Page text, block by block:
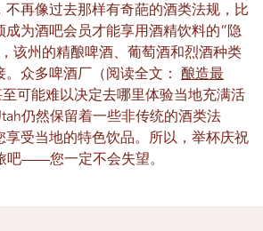
不再像过去那样有奇葩的酒类法规，比
成为酒吧会员才能享用酒精饮料的“隐
该州的精酿啤酒、葡萄酒和烈酒种类
众多啤酒厂（阅读全文： 酿造最
至可能难以决定去哪里体验当地充满活
仍然保留着一些非传统的酒类法
享受当地的特色饮品。所以，举杯庆祝
吧——您一定不会失望。